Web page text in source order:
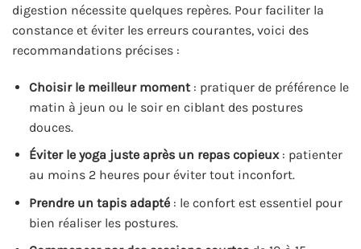
digestion nécessite quelques repères. Pour faciliter la
constance et éviter les erreurs courantes, voici des
recommandations précises :
Choisir le meilleur moment: pratiquer de préférence le
matin à jeun ou le soir en ciblant des postures
douces.
Éviter le yoga juste après un repas copieux: patienter
au moins 2 heures pour éviter tout inconfort.
Prendre un tapis adapté: le confort est essentiel pour
bien réaliser les postures.